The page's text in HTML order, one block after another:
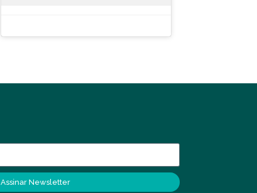
Assinar Newsletter